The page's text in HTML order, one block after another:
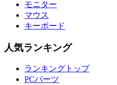
モニター
マウス
キーボード
人気ランキング
ランキングトップ
PCパーツ